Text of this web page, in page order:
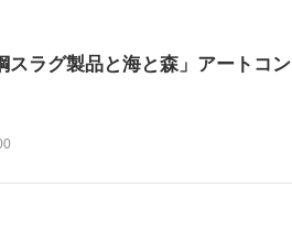
スラグ製品と海と森」アートコ